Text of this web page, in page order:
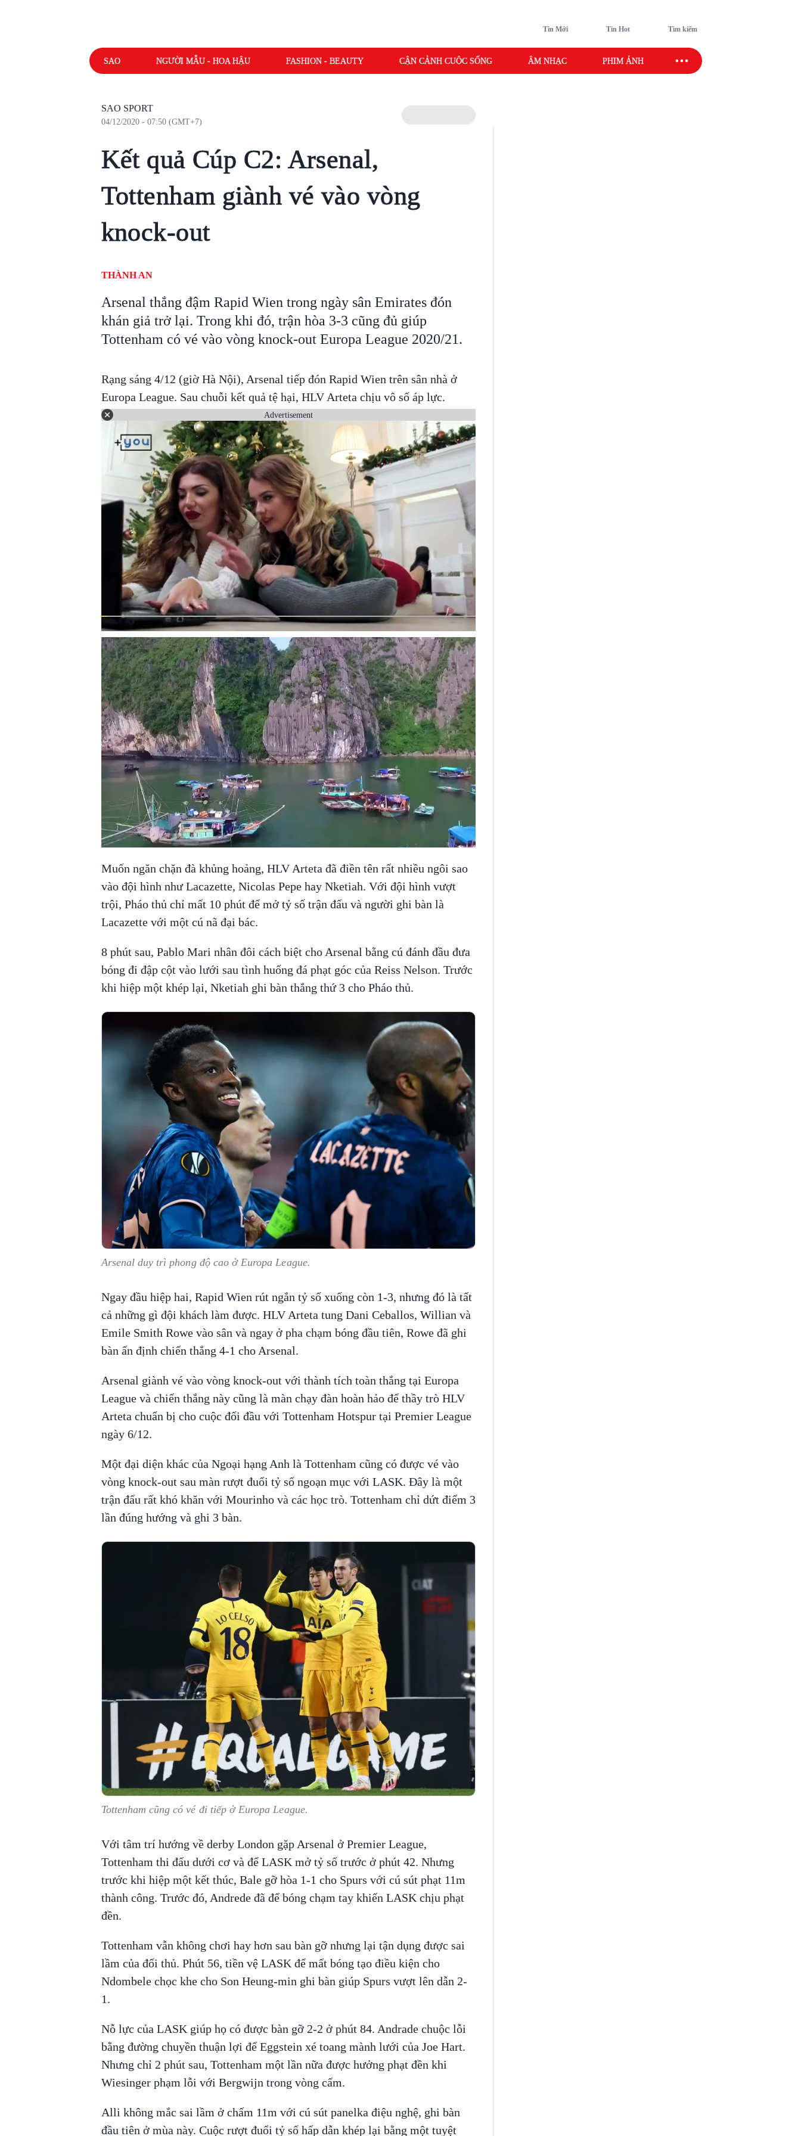
Tin Mới Tin Hot Tìm kiếm
SAO NGƯỜI MẪU - HOA HẬU FASHION - BEAUTY CẬN CẢNH CUỘC SỐNG ÂM NHẠC PHIM ẢNH SAO SPORT
SAO SPORT
04/12/2020 - 07:50 (GMT+7)
Kết quả Cúp C2: Arsenal,
Tottenham giành vé vào vòng
knock-out
THÀNH AN
Arsenal thắng đậm Rapid Wien trong ngày sân Emirates đón
khán giả trở lại. Trong khi đó, trận hòa 3-3 cũng đủ giúp
Tottenham có vé vào vòng knock-out Europa League 2020/21.
Rạng sáng 4/12 (giờ Hà Nội), Arsenal tiếp đón Rapid Wien trên sân nhà ở
Europa League. Sau chuỗi kết quả tệ hại, HLV Arteta chịu vô số áp lực.
Advertisement
Muốn ngăn chặn đà khủng hoảng, HLV Arteta đã điền tên rất nhiều ngôi sao
vào đội hình như Lacazette, Nicolas Pepe hay Nketiah. Với đội hình vượt
trội, Pháo thủ chỉ mất 10 phút để mở tỷ số trận đấu và người ghi bàn là
Lacazette với một cú nã đại bác.
8 phút sau, Pablo Mari nhân đôi cách biệt cho Arsenal bằng cú đánh đầu đưa
bóng đi đập cột vào lưới sau tình huống đá phạt góc của Reiss Nelson. Trước
khi hiệp một khép lại, Nketiah ghi bàn thắng thứ 3 cho Pháo thủ.
Arsenal duy trì phong độ cao ở Europa League.
Ngay đầu hiệp hai, Rapid Wien rút ngắn tỷ số xuống còn 1-3, nhưng đó là tất
cả những gì đội khách làm được. HLV Arteta tung Dani Ceballos, Willian và
Emile Smith Rowe vào sân và ngay ở pha chạm bóng đầu tiên, Rowe đã ghi
bàn ấn định chiến thắng 4-1 cho Arsenal.
Arsenal giành vé vào vòng knock-out với thành tích toàn thắng tại Europa
League và chiến thắng này cũng là màn chạy đàn hoàn hảo để thầy trò HLV
Arteta chuẩn bị cho cuộc đối đầu với Tottenham Hotspur tại Premier League
ngày 6/12.
Một đại diện khác của Ngoại hạng Anh là Tottenham cũng có được vé vào
vòng knock-out sau màn rượt đuổi tỷ số ngoạn mục với LASK. Đây là một
trận đấu rất khó khăn với Mourinho và các học trò. Tottenham chỉ dứt điểm 3
lần đúng hướng và ghi 3 bàn.
Tottenham cũng có vé đi tiếp ở Europa League.
Với tâm trí hướng về derby London gặp Arsenal ở Premier League,
Tottenham thi đấu dưới cơ và để LASK mở tỷ số trước ở phút 42. Nhưng
trước khi hiệp một kết thúc, Bale gỡ hòa 1-1 cho Spurs với cú sút phạt 11m
thành công. Trước đó, Andrede đã để bóng chạm tay khiến LASK chịu phạt
đền.
Tottenham vẫn không chơi hay hơn sau bàn gỡ nhưng lại tận dụng được sai
lầm của đối thủ. Phút 56, tiền vệ LASK để mất bóng tạo điều kiện cho
Ndombele chọc khe cho Son Heung-min ghi bàn giúp Spurs vượt lên dẫn 2-
1.
Nỗ lực của LASK giúp họ có được bàn gỡ 2-2 ở phút 84. Andrade chuộc lỗi
bằng đường chuyền thuận lợi để Eggstein xé toang mành lưới của Joe Hart.
Nhưng chỉ 2 phút sau, Tottenham một lần nữa được hưởng phạt đền khi
Wiesinger phạm lỗi với Bergwijn trong vòng cấm.
Alli không mắc sai lầm ở chấm 11m với cú sút panelka điệu nghệ, ghi bàn
đầu tiên ở mùa này. Cuộc rượt đuổi tỷ số hấp dẫn khép lại bằng một tuyệt